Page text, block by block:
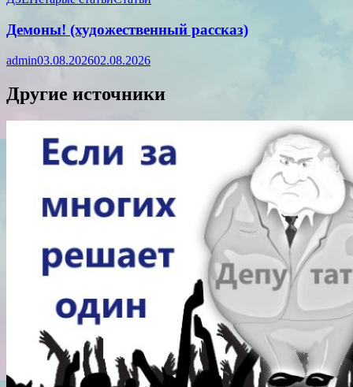
Демоны! (художественный рассказ)
admin03.08.202602.08.2026
Другие источники